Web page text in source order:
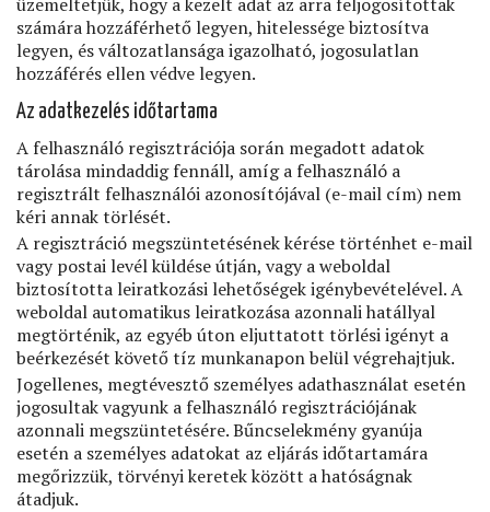
számára hozzáférhető legyen, hitelessége biztosítva
legyen, és változatlansága igazolható, jogosulatlan
hozzáférés ellen védve legyen.
Az adatkezelés időtartama
A felhasználó regisztrációja során megadott adatok
tárolása mindaddig fennáll, amíg a felhasználó a
regisztrált felhasználói azonosítójával (e-mail cím) nem
kéri annak törlését.
A regisztráció megszüntetésének kérése történhet e-mail
vagy postai levél küldése útján, vagy a weboldal
biztosította leiratkozási lehetőségek igénybevételével. A
weboldal automatikus leiratkozása azonnali hatállyal
megtörténik, az egyéb úton eljuttatott törlési igényt a
beérkezését követő tíz munkanapon belül végrehajtjuk.
Jogellenes, megtévesztő személyes adathasználat esetén
jogosultak vagyunk a felhasználó regisztrációjának
azonnali megszüntetésére. Bűncselekmény gyanúja
esetén a személyes adatokat az eljárás időtartamára
megőrizzük, törvényi keretek között a hatóságnak
átadjuk.